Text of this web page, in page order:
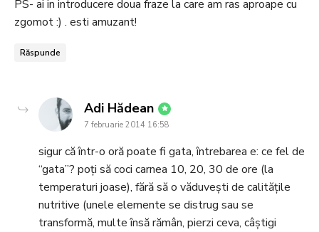
PS- ai in introducere doua fraze la care am ras aproape cu
zgomot :) . esti amuzant!
Răspunde
Adi Hădean says:
7 februarie 2014 16:58
sigur că într-o oră poate fi gata, întrebarea e: ce fel de
“gata”? poți să coci carnea 10, 20, 30 de ore (la
temperaturi joase), fără să o văduvești de calitățile
nutritive (unele elemente se distrug sau se
transformă, multe însă rămân, pierzi ceva, câștigi